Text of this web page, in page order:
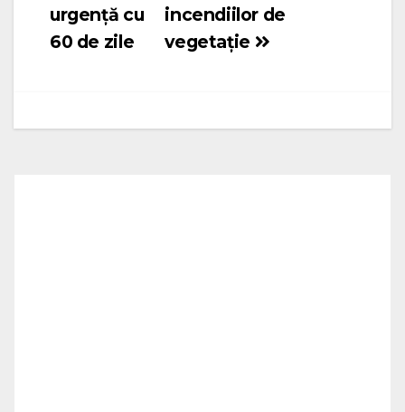
incendiilor de
vegetație
urgență cu
60 de zile